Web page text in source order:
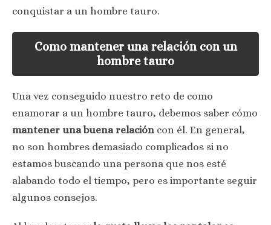
conquistar a un hombre tauro.
Como mantener una relación con un
hombre tauro
Una vez conseguido nuestro reto de como
enamorar a un hombre tauro, debemos saber cómo
mantener una buena relación con él. En general,
no son hombres demasiado complicados si no
estamos buscando una persona que nos esté
alabando todo el tiempo, pero es importante seguir
algunos consejos.